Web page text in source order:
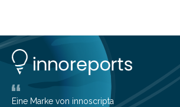
Forschungsarbeit, politischen
feierlichen Preisverleihung des
HAL2025 wurde das Jubiläum zu
Deutschlands digitale Souveränität
Mit einer festlichen Veranstaltung
Eine Marke von innoscripta